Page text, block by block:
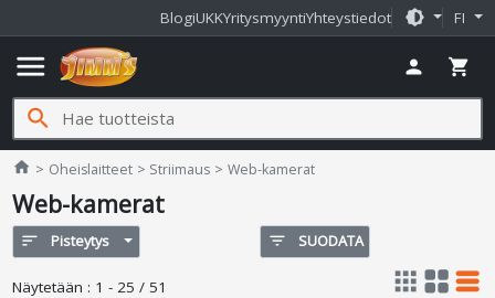
BlogiUKKYritysmyyntiYhteystiedot brightness_medium FI
menu person shopping_cart
search
home Jimms.fi
Oheislaitteet Striimaus Web-kamerat
Web-kamerat
sort Pisteytys filter_list SUODATA
Näytetään : 1 - 25 / 51 apps grid_view table_rows